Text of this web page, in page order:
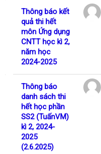
Thông báo kết
quả thi hết
môn Ứng dụng
CNTT học kì 2,
năm học
2024-2025
Thông báo
danh sách thi
hết học phần
SS2 (TuấnVM)
kì 2, 2024-
2025
(2.6.2025)